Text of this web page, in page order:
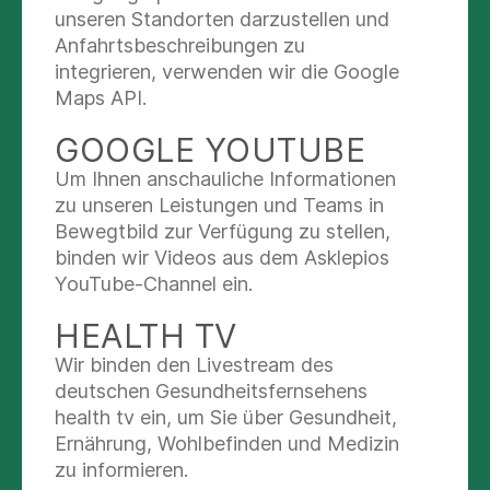
gesonderte Vorankündigung, teilweise oder
vollständig vom Autor verändert, ergänzt oder
gelöscht werden.
Der Autor ist für die Inhalte der bereitgestellten
Informationen nach den allgemeinen Gesetzen
verantwortlich, wobei die Haftungsansprüche
gegen den Autor, die sich auf materielle oder
immaterielle Schäden beziehen, die durch die
Nutzung oder Nichtnutzung der bereitgestellten
Informationen verursacht wurden, ausschließlich
auf Vorsatz und grobe Fahrlässigkeit beschränkt
sind.
3. Verweise und Links zu Seiten
Dritter
unseren Standorten darzustellen und
Anfahrtsbeschreibungen zu
integrieren, verwenden wir die Google
Maps API.
GOOGLE YOUTUBE
Um Ihnen anschauliche Informationen
zu unseren Leistungen und Teams in
Bewegtbild zur Verfügung zu stellen,
binden wir Videos aus dem Asklepios
YouTube-Channel ein.
HEALTH TV
Wir binden den Livestream des
deutschen Gesundheitsfernsehens
health tv ein, um Sie über Gesundheit,
Ernährung, Wohlbefinden und Medizin
zu informieren.